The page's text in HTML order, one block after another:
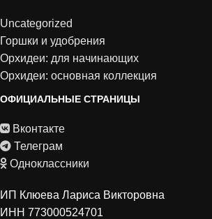
Uncategorized
Горшки и удобрения
Орхидеи: для начинающих
Орхидеи: основная коллекция
ОФИЦИАЛЬНЫЕ СТРАНИЦЫ
Вконтакте
Телеграм
Одноклассники
ИП Клюева Лариса Викторовна
ИНН 773000524701